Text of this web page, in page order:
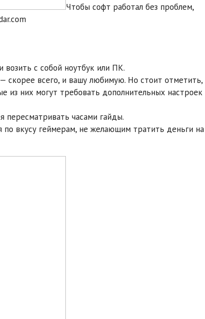
Чтобы софт работал без проблем,
с собой ноутбук или ПК.
всего, и вашу любимую. Но стоит отметить,
из них могут требовать дополнительных настроек
пересматривать часами гайды.
вкусу геймерам, не желающим тратить деньги на